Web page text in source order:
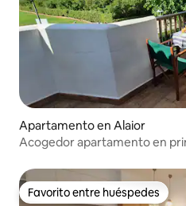
Apartamento en Alaior
Acogedor apartamento en
Favorito entre huéspedes
Favorito entre huéspedes